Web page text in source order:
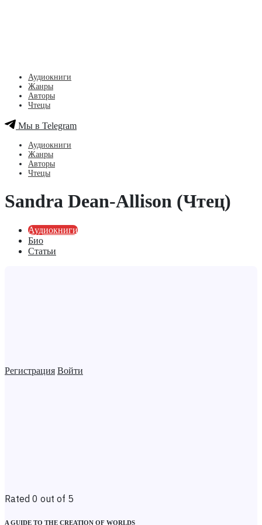
Регистрация Войти
Аудиокниги
Жанры
Авторы
Чтецы
Мы в Telegram
Аудиокниги
Жанры
Авторы
Чтецы
Sandra Dean-Allison (Чтец)
Аудиокниги
Био
Статьи
Rated 0 out of 5
A GUIDE TO THE CREATION OF WORLDS